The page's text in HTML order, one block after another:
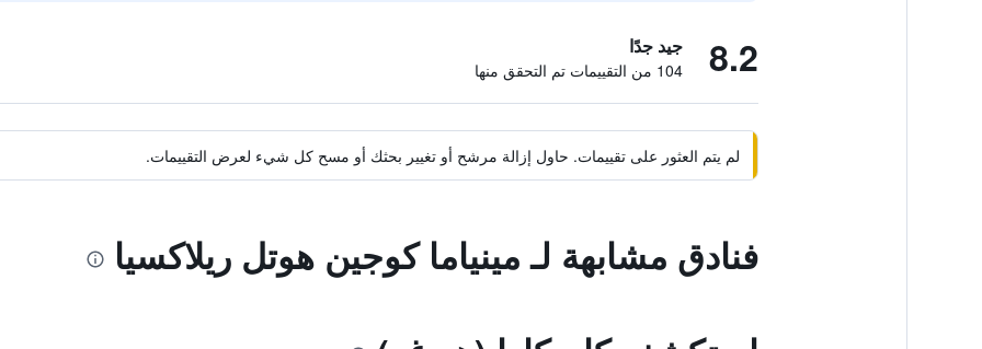
8.2 جيد جدًا
104 من التقييمات تم التحقق منها
لم يتم العثور على تقييمات. حاول إزالة مرشح أو تغيير بحثك أو مسح كل شيء لعرض التقييمات.
فنادق مشابهة لـ مينياما كوجين هوتل ريلاكسيا